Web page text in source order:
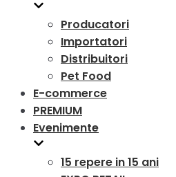
Producatori
Importatori
Distribuitori
Pet Food
E-commerce
PREMIUM
Evenimente
15 repere in 15 ani